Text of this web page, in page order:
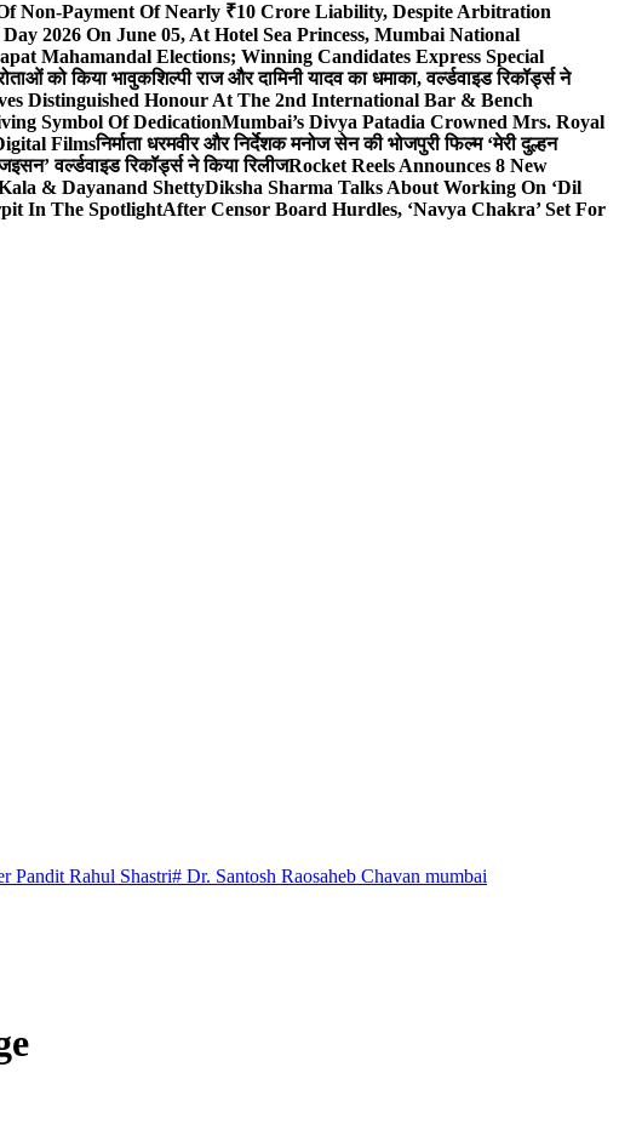
Non-Payment Of Nearly ₹10 Crore Liability, Despite Arbitration
2026 On June 05, At Hotel Sea Princess, Mumbai National
Mahamandal Elections; Winning Candidates Express Special
को किया भावुकशिल्पी राज और दामिनी यादव का धमाका, वर्ल्डवाइड रिकॉर्ड्स ने
Distinguished Honour At The 2nd International Bar & Bench
Symbol Of DedicationMumbai’s Divya Patadia Crowned Mrs. Royal
Filmsनिर्माता धरमवीर और निर्देशक मनोज सेन की भोजपुरी फिल्म ‘मेरी दुल्हन
वर्ल्डवाइड रिकॉर्ड्स ने किया रिलीजRocket Reels Announces 8 New
& Dayanand ShettyDiksha Sharma Talks About Working On ‘Dil
In The SpotlightAfter Censor Board Hurdles, ‘Navya Chakra’ Set For
Pandit Rahul Shastri# Dr. Santosh Raosaheb Chavan mumbai